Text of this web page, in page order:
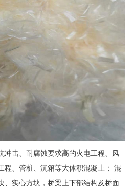
冲击、耐腐蚀要求高的火电工程、风
程、管桩、沉箱等大体积混凝土； 混
、实心方块，桥梁上下部结构及桥面